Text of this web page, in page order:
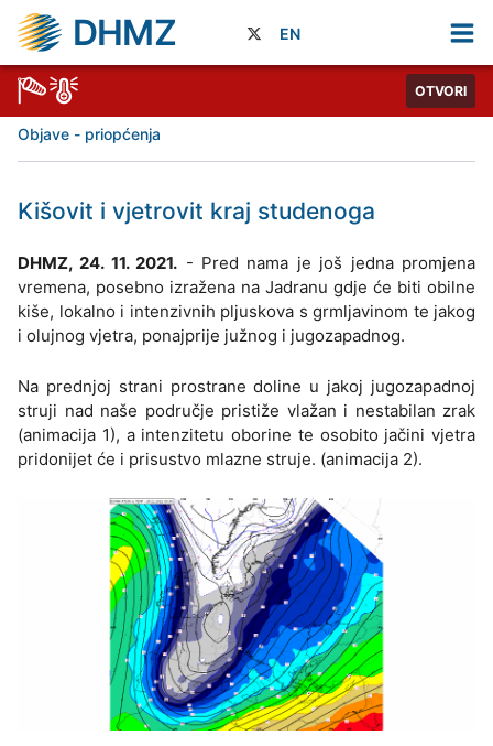
DHMZ EN
OTVORI
Objave - priopćenja
Kišovit i vjetrovit kraj studenoga
DHMZ, 24. 11. 2021. - Pred nama je još jedna promjena
vremena, posebno izražena na Jadranu gdje će biti obilne
kiše, lokalno i intenzivnih pljuskova s grmljavinom te jakog
i olujnog vjetra, ponajprije južnog i jugozapadnog.
Na prednjoj strani prostrane doline u jakoj jugozapadnoj
struji nad naše područje pristiže vlažan i nestabilan zrak
(animacija 1), a intenzitetu oborine te osobito jačini vjetra
pridonijet će i prisustvo mlazne struje. (animacija 2).